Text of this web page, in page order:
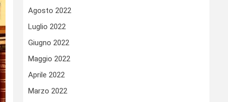
Agosto 2022
Luglio 2022
Giugno 2022
Maggio 2022
Aprile 2022
Marzo 2022